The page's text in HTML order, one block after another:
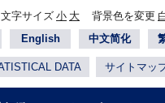
文字サイズ 小 大 背景色を変更
English 中文简化
DATA サイトマッ